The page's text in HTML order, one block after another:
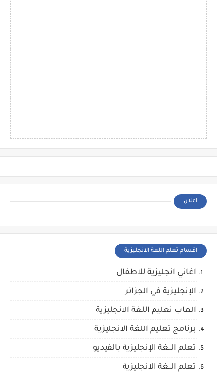
اعلان
اقسام تعلم اللغة الانجليزية
اغاني انجليزية للاطفال
الإنجليزية في الجزائر
العاب تعليم اللغة الانجليزية
برنامج تعليم اللغة الانجليزية
تعلم اللغة الإنجليزية بالفيديو
تعلم اللغة الانجليزية